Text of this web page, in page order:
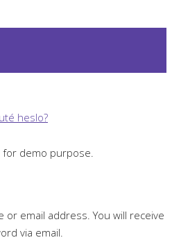
heslo?
demo purpose.
email address. You will receive
via email.